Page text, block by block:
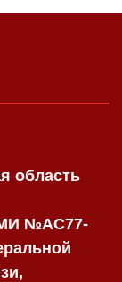
область
№AC77-